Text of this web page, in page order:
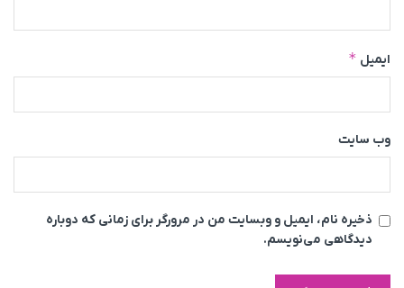
ایمیل *
وب‌ سایت
ذخیره نام، ایمیل و وبسایت من در مرورگر برای زمانی که دوباره
دیدگاهی می‌نویسم.